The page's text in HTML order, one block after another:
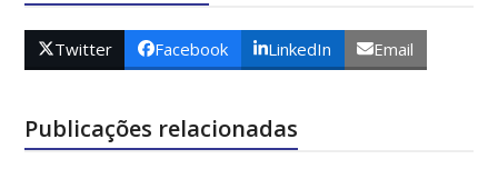
Twitter Facebook LinkedIn Email
Publicações relacionadas